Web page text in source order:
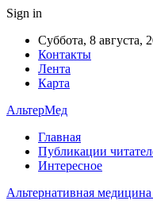
Sign in
Суббота, 8 августа,
Контакты
Лента
Карта
АльтерМед
Главная
Публикации
Интересное
Альтернативная